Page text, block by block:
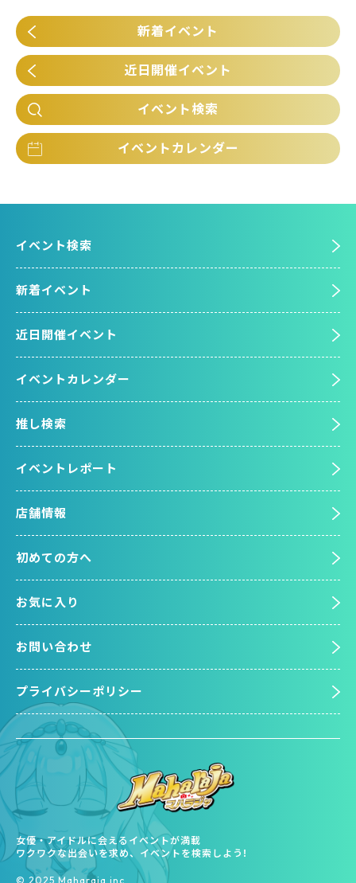
新着イベント
近日開催イベント
イベント検索
イベントカレンダー
女優・アイドルに会えるイベントが満載
ワクワクな出会いを求め、イベントを検索しよう!
©︎ 2025 Maharaja inc.
イベント検索
新着イベント
近日開催イベント
イベントカレンダー
推し検索
イベントレポート
店舗情報
初めての方へ
お気に入り
お問い合わせ
プライバシーポリシー